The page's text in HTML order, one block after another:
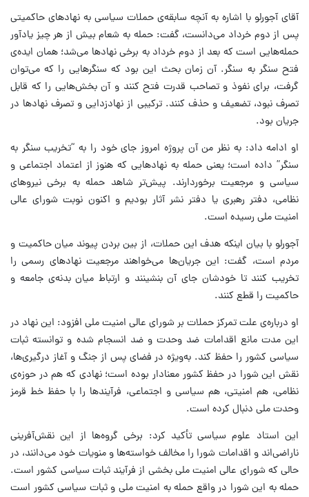
آقای آجورلو با اشاره به آنچه سابقه‌ی حملات سیاسی به نهادهای حاکمیتی
پس از دوم خرداد می‌دانست، گفت: حمله به شعام بیش از هر چیز یادآور
حمله‌هایی است که بعد از دوم خرداد به برخی نهادها می‌شد؛ همان ایده‌ی
فتح سنگر به سنگر. آن زمان بحث این بود که سنگرهایی را که می‌توان
گرفت، برای نفوذ و تصاحب قدرت فتح کنند و آن بخش‌هایی را که قابل
تصرف نبود، تضعیف و حذف کنند. ترکیبی از نهادزدایی و تصرف نهادها در
جریان بود.
او ادامه داد: به نظر من آن پروژه امروز جای خود را به “تخریب سنگر به
سنگر” داده است؛ یعنی حمله به نهادهایی که هنوز از اعتماد اجتماعی و
سیاسی و مرجعیت برخوردارند. پیش‌تر شاهد حمله به برخی نیروهای
نظامی، دفتر رهبری یا دفتر نشر آثار بودیم و اکنون نوبت شورای عالی
امنیت ملی رسیده است.
آجورلو با بیان اینکه هدف این حملات، از بین بردن پیوند میان حاکمیت و
مردم است، گفت: این جریان‌ها می‌خواهند مرجعیت نهادهای رسمی را
تخریب کنند تا خودشان جای آن بنشینند و ارتباط میان بدنه‌ی جامعه و
حاکمیت را قطع کنند.
او درباره‌ی علت تمرکز حملات بر شورای عالی امنیت ملی افزود: این نهاد در
این مدت مانع اقدامات ضد وحدت و ضد انسجام شده و توانسته ثبات
سیاسی کشور را حفظ کند. به‌ویژه در فضای پس از جنگ و آغاز درگیری‌ها،
نقش این شورا در حفظ کشور معنادار بوده است؛ نهادی که هم در حوزه‌ی
نظامی، هم امنیتی، هم سیاسی و اجتماعی، فرآیندها را با حفظ خط قرمز
وحدت ملی دنبال کرده است.
این استاد علوم سیاسی تأکید کرد: برخی گروه‌ها از این نقش‌آفرینی
ناراضی‌اند و اقدامات شورا را مخالف خواسته‌ها و منویات خود می‌دانند، در
حالی که شورای عالی امنیت ملی بخشی از فرآیند ثبات سیاسی کشور است.
حمله به این شورا در واقع حمله به امنیت ملی و ثبات سیاسی کشور است